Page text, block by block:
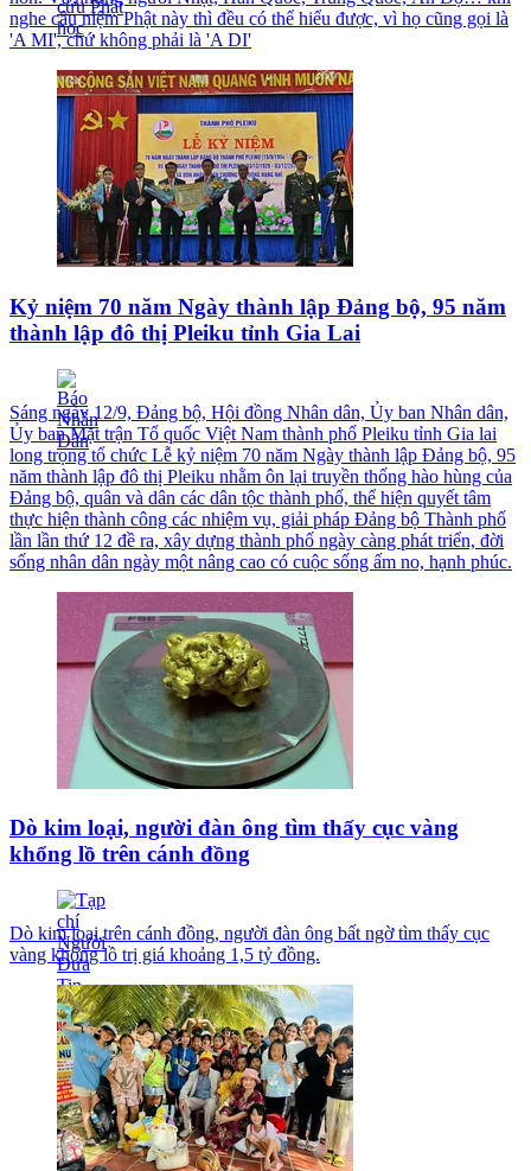
nghe câu niệm Phật này thì đều có thể hiểu được, vì họ cũng gọi là
'A MI', chứ không phải là 'A DI'
Kỷ niệm 70 năm Ngày thành lập Đảng bộ, 95 năm
thành lập đô thị Pleiku tỉnh Gia Lai
Sáng ngày 12/9, Đảng bộ, Hội đồng Nhân dân, Ủy ban Nhân dân,
Ủy ban Mặt trận Tổ quốc Việt Nam thành phố Pleiku tỉnh Gia lai
long trọng tổ chức Lễ kỷ niệm 70 năm Ngày thành lập Đảng bộ, 95
năm thành lập đô thị Pleiku nhằm ôn lại truyền thống hào hùng của
Đảng bộ, quân và dân các dân tộc thành phố, thể hiện quyết tâm
thực hiện thành công các nhiệm vụ, giải pháp Đảng bộ Thành phố
lần lần thứ 12 đề ra, xây dựng thành phố ngày càng phát triển, đời
sống nhân dân ngày một nâng cao có cuộc sống ấm no, hạnh phúc.
Dò kim loại, người đàn ông tìm thấy cục vàng
khổng lồ trên cánh đồng
Dò kim loại trên cánh đồng, người đàn ông bất ngờ tìm thấy cục
vàng khổng lồ trị giá khoảng 1,5 tỷ đồng.